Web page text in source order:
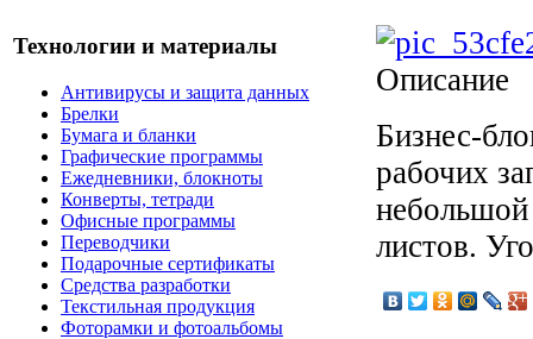
Технологии и материалы
Антивирусы и защита данных
Брелки
Бумага и бланки
Графические программы
Ежедневники, блокноты
Конверты, тетради
Офисные программы
Переводчики
Подарочные сертификаты
Средства разработки
Текстильная продукция
Фоторамки и фотоальбомы
Описание
Бизнес-
рабочих
листов.